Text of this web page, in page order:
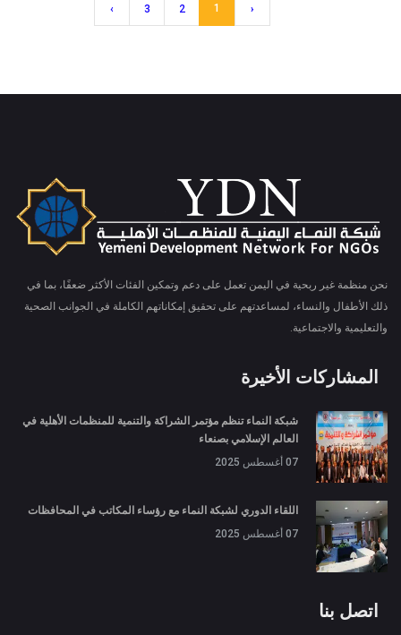
‹
1
2
3
›
نحن منظمة غير ربحية في اليمن تعمل على دعم وتمكين الفئات الأكثر ضعفًا، بما في
ذلك الأطفال والنساء، لمساعدتهم على تحقيق إمكاناتهم الكاملة في الجوانب الصحية
والتعليمية والاجتماعية.
المشاركات الأخيرة
شبكة النماء تنظم مؤتمر الشراكة والتنمية للمنظمات الأهلية في
العالم الإسلامي بصنعاء
07 أغسطس 2025
اللقاء الدوري لشبكة النماء مع رؤساء المكاتب في المحافظات
07 أغسطس 2025
اتصل بنا